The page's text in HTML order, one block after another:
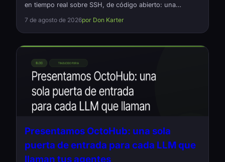
en tiempo real sobre SSH, de código abierto: una
compilan en una máquina remota. Escrito en Rust, un
comando, sin demonios.
7 de agosto de 2026por Don Karter
Presentamos OctoHub: una sola
puerta de entrada para cada LLM que
llaman tus agentes